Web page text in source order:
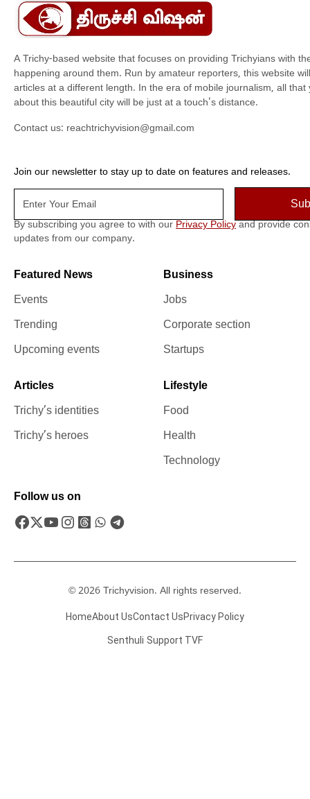
A Trichy-based website that focuses on providing Trichyians with
happening around them. Run by amateur reporters, this website
articles at a different length. In the era of mobile journalism, all that
about this beautiful city will be just at a touch's distance.
Contact us: reachtrichyvision@gmail.com
Join our newsletter to stay up to date on features and releases.
By subscribing you agree to with our Privacy Policy and provide
updates from our company.
Featured News
Events
Trending
Upcoming events
Business
Jobs
Corporate section
Startups
Articles
Trichy’s identities
Trichy’s heroes
Lifestyle
Food
Health
Technology
Follow us on
© 2026 Trichyvision. All rights reserved.
HomeAbout UsContact UsPrivacy Policy
Senthuli Support TVF